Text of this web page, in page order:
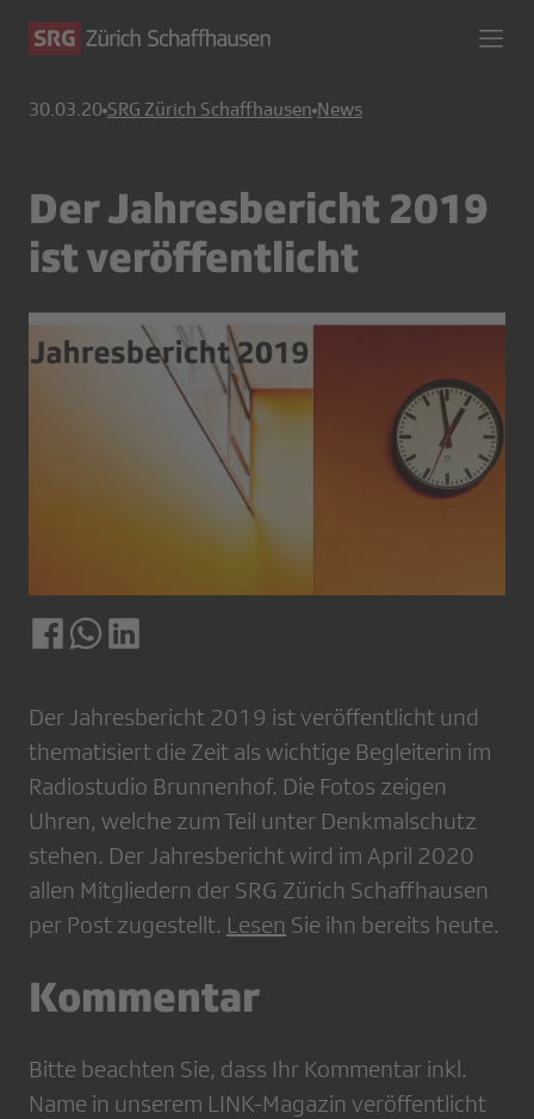
30.03.20 SRG Zürich Schaffhausen News
Der Jahresbericht 2019
ist veröffentlicht
Der Jahresbericht 2019 ist veröffentlicht und
thematisiert die Zeit als wichtige Begleiterin im
Radiostudio Brunnenhof. Die Fotos zeigen
Uhren, welche zum Teil unter Denkmalschutz
stehen. Der Jahresbericht wird im April 2020
allen Mitgliedern der SRG Zürich Schaffhausen
per Post zugestellt. Lesen Sie ihn bereits heute.
Kommentar
Bitte beachten Sie, dass Ihr Kommentar inkl.
Name in unserem LINK-Magazin veröffentlicht